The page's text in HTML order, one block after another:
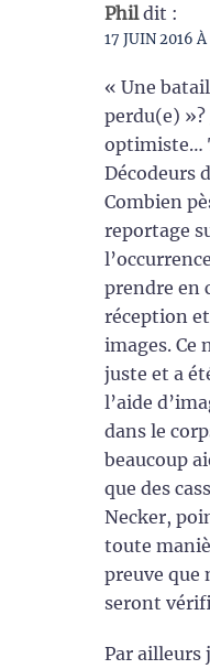
Phil dit :
17 JUIN 2016
« Une
perdu(e) »?
optimiste…
Décodeurs
Combien
reportage
prendre en
réception
images. Ce
juste et a
l’aide
dans le
beaucoup
que des
Necker,
toute
preuve que
seront
Par ailleurs